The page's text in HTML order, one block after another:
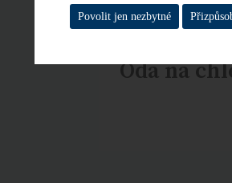
Óda na
Povolit jen nezbytné